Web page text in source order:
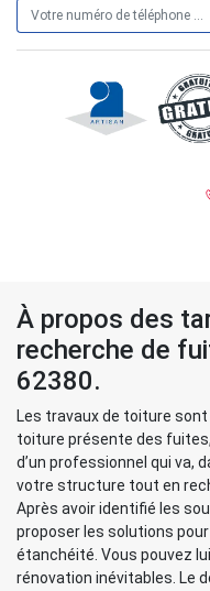
À propos des
recherche de
62380.
Les travaux de toiture
toiture présente des
d’un professionnel qui va,
votre structure tout en
Après avoir identifié les
proposer les solutions
étanchéité. Vous pouvez
rénovation inévitables. Le